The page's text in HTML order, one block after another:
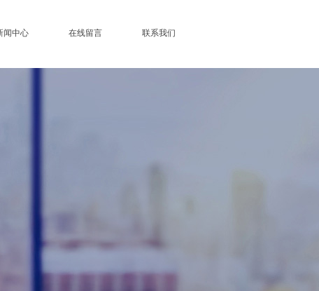
闻中心 在线留言 联系我们